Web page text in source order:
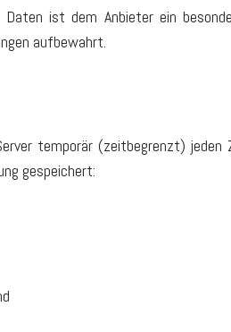
ist dem Anbieter ein
aufbewahrt.
temporär (zeitbegrenzt)
gespeichert: